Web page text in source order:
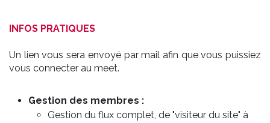
INFOS PRATIQUES
Un lien vous sera envoyé par mail afin que vous puissiez
vous connecter au meet.
Gestion des membres :
Gestion du flux complet, de "visiteur du site" à